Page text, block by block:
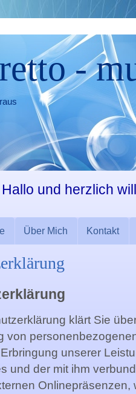
-
Hallo und herzlich
Über Mich Kontakt
klärt Sie
von
unserer
und der mit ihm